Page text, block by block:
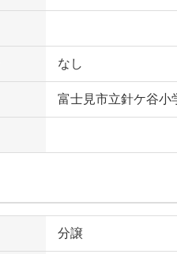
なし
富士見市立針ケ谷小
分譲